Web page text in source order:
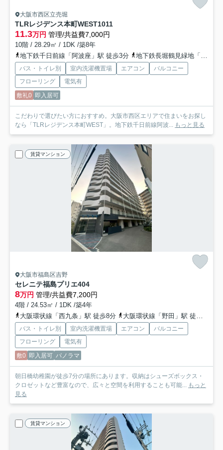
大阪市西区立売堀
TLRレジデンス本町WEST1011
11.3万円 管理/共益費7,000円
10階 / 28.29㎡ / 1DK /築8年
地下鉄千日前線「阿波座」駅 徒歩3分
地下鉄長堀鶴見緑地「西長堀」駅 徒歩5分
バス・トイレ別 室内洗濯機置場 エアコン
バルコニー
フローリング
電気有
敷礼0 即入居可
こだわりで選びたい方におすすめ。大阪市西区エリアで住まいをお探し
なら「TLRレジデンス本町WEST」。地下鉄千日前線阿波... もっと見る
賃貸マンション
大阪市福島区吉野
セレニテ福島プリエ404
8万円 管理/共益費7,200円
4階 / 24.53㎡ / 1DK /築4年
大阪環状線「西九条」駅 徒歩8分
大阪環状線「野田」駅 徒歩13分
バス・トイレ別 室内洗濯機置場 エアコン
バルコニー
フローリング
電気有
敷0 即入居可 パノラマ
朝日橋幼稚園が徒歩7分の場所にあります。収納はシューズボックス・
クロゼットなど豊富なので、広々と空間を利用することも可能... もっと
見る
賃貸マンション